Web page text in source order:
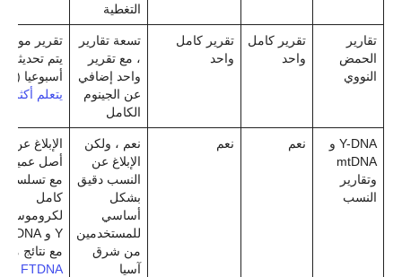
التغطية
تقارير
الحمض
النووي
تقرير كامل
واحد
تقرير كامل
واحد
تسعة تقارير
، مع تقرير
واحد إضافي
عن الجينوم
الكامل
تقرير موسع
يتم تحديثه
أسبوعيا (
يتعلم أكثر
Y-DNA و
mtDNA
وتقارير
النسب
نعم نعم
نعم ، ولكن
الإبلاغ عن
النسب دقيق
بشكل
أساسي
للمستخدمين
من شرق
آسيا
الإبلاغ عن
أصل عميق
مع تسلسل
كامل
لكروموسوم
Y و mtDNA
مع نتائج من
FTDNA